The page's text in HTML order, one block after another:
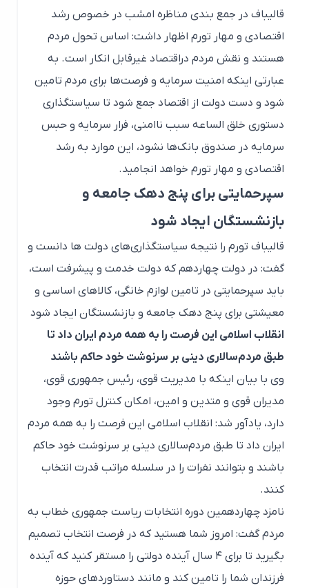
قالیباف در جمع بندی مناظره امشب در خصوص رشد
اقتصادی و مهار تورم اظهار داشت: اساس تحول مردم
هستند و نقش مردم دراقتصاد غیرقابل انکار است. به
عبارتی اینکه امنیت سرمایه و فرصت‌ها برای مردم تامین
شود و دست دولت از اقتصاد جمع شود تا سیاستگذاری
دستوری خلق الساعه سبب ناامنی، فرار سرمایه و حبس
سرمایه در صندوق بانک‌ها نشود، این موارد به رشد
اقتصادی و مهار تورم خواهد انجامید.
سپرحمایتی برای پنج دهک جامعه و
بازنشستگان ایجاد شود
قالیباف تورم را نتیجه سیاستگذاری‌های دولت ها دانست و
گفت: در دولت چهاردهم که دولت خدمت و پیشرفت است،
باید سپرحمایتی در تامین لوازم خانگی، کالاهای اساسی و
معیشتی برای پنج دهک جامعه و بازنشستگان ایجاد شود
انقلاب اسلامی این فرصت را به همه مردم ایران داد تا
طبق مردم‌سالاری دینی بر سرنوشت خود حاکم باشند
وی با بیان اینکه با مدیریت قوی، رئیس جمهوری قوی،
مدیران قوی و متدین و امین، امکان کنترل تورم وجود
دارد، یادآور شد: انقلاب اسلامی این فرصت را به همه مردم
ایران داد تا طبق مردم‌سالاری دینی بر سرنوشت خود حاکم
باشند و بتوانند نفرات را در سلسله مراتب قدرت انتخاب
کنند.
نامزد چهاردهمین دوره انتخابات ریاست جمهوری خطاب به
مردم گفت: امروز شما هستید که در فرصت انتخاب تصمیم
بگیرید تا برای ۴ سال آینده دولتی را مستقر کنید که آینده
فرزندان شما را تامین کند و مانند دستاوردهای حوزه